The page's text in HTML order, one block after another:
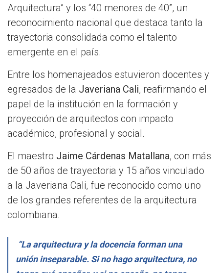
Arquitectura” y los “40 menores de 40”, un
reconocimiento nacional que destaca tanto la
trayectoria consolidada como el talento
emergente en el país.
Entre los homenajeados estuvieron docentes y
egresados de la Javeriana Cali, reafirmando el
papel de la institución en la formación y
proyección de arquitectos con impacto
académico, profesional y social.
El maestro Jaime Cárdenas Matallana, con más
de 50 años de trayectoria y 15 años vinculado
a la Javeriana Cali, fue reconocido como uno
de los grandes referentes de la arquitectura
colombiana.
“La arquitectura y la docencia forman una
unión inseparable. Si no hago arquitectura, no